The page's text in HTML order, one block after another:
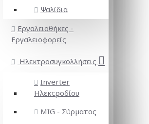
Ψαλίδια
Εργαλειοθήκες -
Εργαλειοφορείς
Ηλεκτροσυγκολλήσεις
Inverter
Ηλεκτροδίου
MIG - Σύρματος